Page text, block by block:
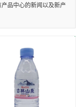
品中心的新闻以及新产